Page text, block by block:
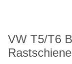
VW T5/T6